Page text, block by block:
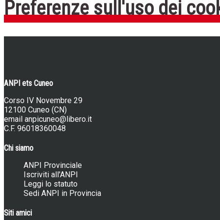
Preferenze sull'uso dei
ANPI ets Cuneo
Corso IV Novembre 29
12100 Cuneo (CN)
email anpicuneo@libero.it
C.F. 96018360048
Chi siamo
ANPI Provinciale
Iscriviti all'ANPI
Leggi lo statuto
Sedi ANPI in Provincia
Siti amici